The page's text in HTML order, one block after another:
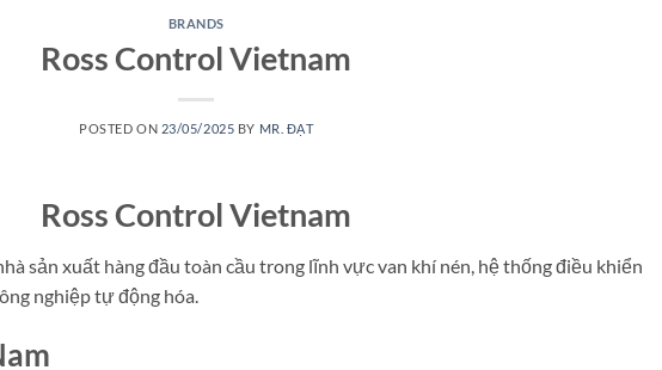
BRANDS
Ross Control Vietnam
POSTED ON 23/05/2025 BY MR. ĐẠT
Ross Control Vietnam
sản xuất hàng đầu toàn cầu trong lĩnh vực van khí nén, hệ thống điều khiển
nghiệp tự động hóa.